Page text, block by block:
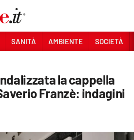
SANITÀ AMBIENTE SOCIETÀ
la cappella
Franzè: indagini